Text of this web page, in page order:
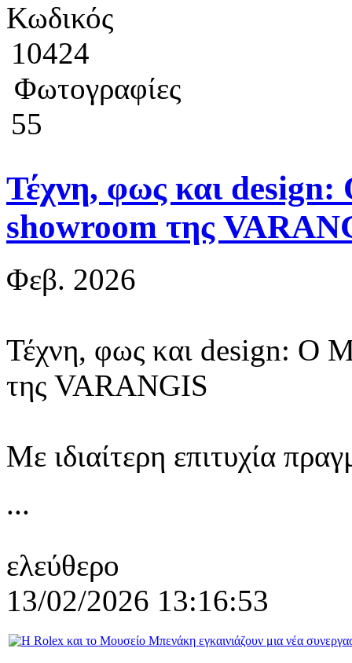
Κωδικός
10424
Φωτογραφίες
55
Τέχνη, φως και
showroom της
Φεβ. 2026
Τέχνη, φως και design: Ο
της VARANGIS
Με ιδιαίτερη επιτυχία
...
ελεύθερο
13/02/2026 13:16:53